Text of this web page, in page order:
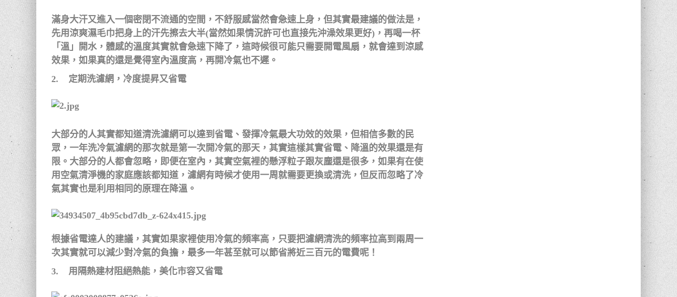
滿身大汗又進入一個密閉不流通的空間，不舒服感當然會急速上身，但其實最建議的做法是，
先用涼爽濕毛巾把身上的汗先擦去大半(當然如果情況許可也直接先沖澡效果更好)，再喝一杯
「溫」開水，體感的溫度其實就會急速下降了，這時候很可能只需要開電風扇，就會達到涼感
效果，如果真的還是覺得室內溫度高，再開冷氣也不遲。
2. 定期洗濾網，冷度提昇又省電
大部分的人其實都知道清洗濾網可以達到省電、發揮冷氣最大功效的效果，但相信多數的民
眾，一年洗冷氣濾網的那次就是第一次開冷氣的那天，其實這樣其實省電、降溫的效果還是有
限。大部分的人都會忽略，即便在室內，其實空氣裡的懸浮粒子跟灰塵還是很多，如果有在使
用空氣清淨機的家庭應該都知道，濾網有時候才使用一周就需要更換或清洗，但反而忽略了冷
氣其實也是利用相同的原理在降溫。
根據省電達人的建議，其實如果家裡使用冷氣的頻率高，只要把濾網清洗的頻率拉高到兩周一
次其實就可以減少對冷氣的負擔，最多一年甚至就可以節省將近三百元的電費呢！
3. 用隔熱建材阻絕熱能，美化市容又省電